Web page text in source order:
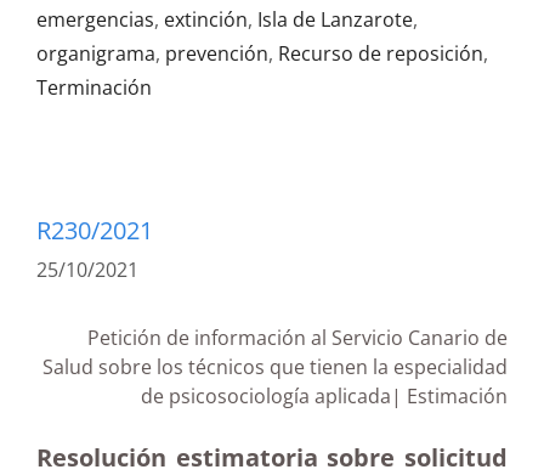
emergencias, extinción, Isla de Lanzarote,
organigrama, prevención, Recurso de reposición,
Terminación
R230/2021
25/10/2021
Petición de información al Servicio Canario de
Salud sobre los técnicos que tienen la especialidad
de psicosociología aplicada| Estimación
Resolución estimatoria sobre solicitud